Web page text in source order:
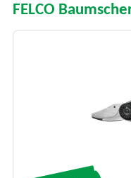
sind
hier
FELCO